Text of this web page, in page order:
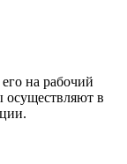
на рабочий
в